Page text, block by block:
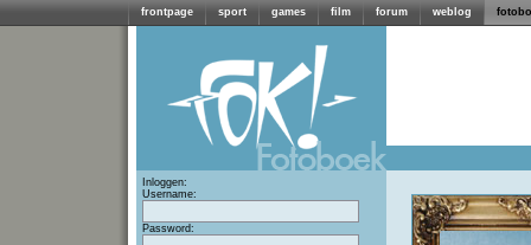
frontpage sport games film forum weblog
Inloggen:
Username:
Password: